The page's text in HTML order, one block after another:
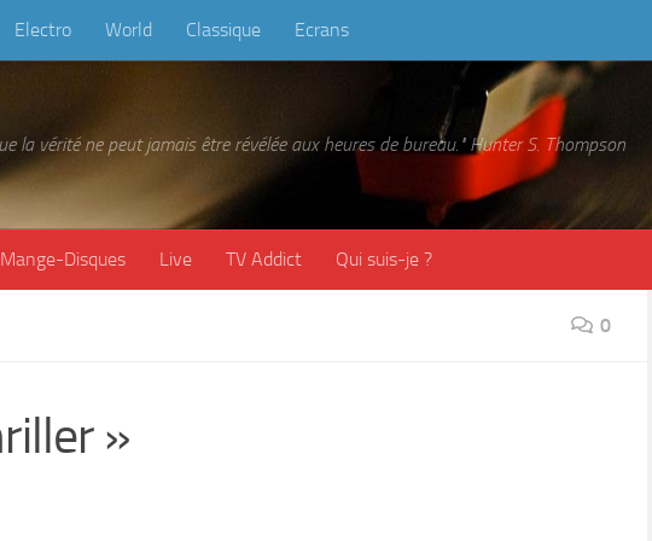
Electro World Classique Ecrans
la vérité ne peut jamais être révélée aux heures de bureau." Hunter S. Thompson
Mange-Disques Live TV Addict Qui suis-je ?
0
»